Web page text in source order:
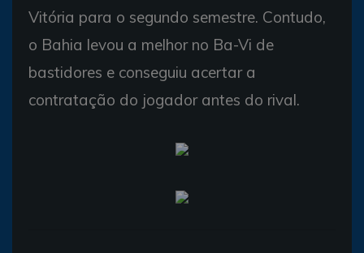
Vitória para o segundo semestre. Contudo,
o Bahia levou a melhor no Ba-Vi de
bastidores e conseguiu acertar a
contratação do jogador antes do rival.